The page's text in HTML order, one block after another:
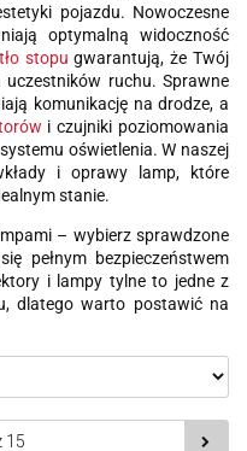
pojazdu. Nowoczesne
optymalną widoczność
stopu gwarantują, że Twój
ruchu. Sprawne
komunikację na drodze, a
i czujniki poziomowania
oświetlenia. W naszej
i oprawy lamp, które
stanie.
– wybierz sprawdzone
pełnym bezpieczeństwem
i lampy tylne to jedne z
dlatego warto postawić na